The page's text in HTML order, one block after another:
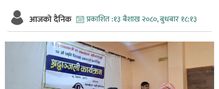
आजको दैनिक प्रकाशित :१३ बैशाख २०८०, बुधबार १८:१३